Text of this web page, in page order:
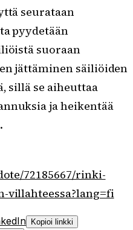
seurataan
pyydetään
suoraan
jättäminen säiliöiden
sillä se aiheuttaa
ja heikentää
72185667/rinki-
villahteessa?lang=fi
Kopioi linkki